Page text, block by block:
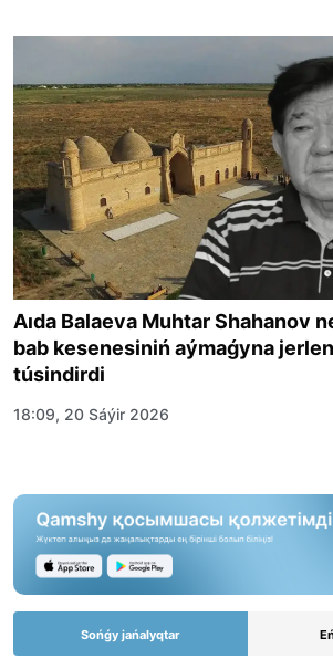
Aıda Balaeva Muhtar Shahanov
bab kesenesiniń aýmaǵyna
túsindirdi
18:09, 20 Sáýir 2026
Sońǵy jańalyqtar